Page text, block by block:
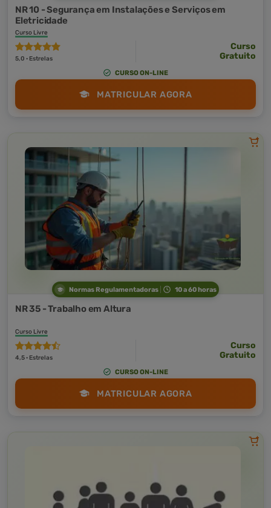
NR 10 - Segurança em Instalações e Serviços em
Eletricidade
Curso Livre
5,0 · Estrelas
Curso
Gratuito
CURSO ON-LINE
MATRICULAR AGORA
Normas Regulamentadoras 10 a 60 horas
NR 35 - Trabalho em Altura
Curso Livre
4,5 · Estrelas
Curso
Gratuito
CURSO ON-LINE
MATRICULAR AGORA